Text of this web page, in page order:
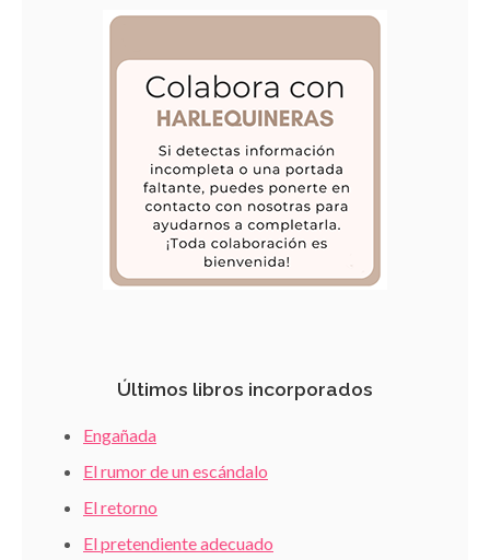
Últimos libros incorporados
Engañada
El rumor de un escándalo
El retorno
El pretendiente adecuado